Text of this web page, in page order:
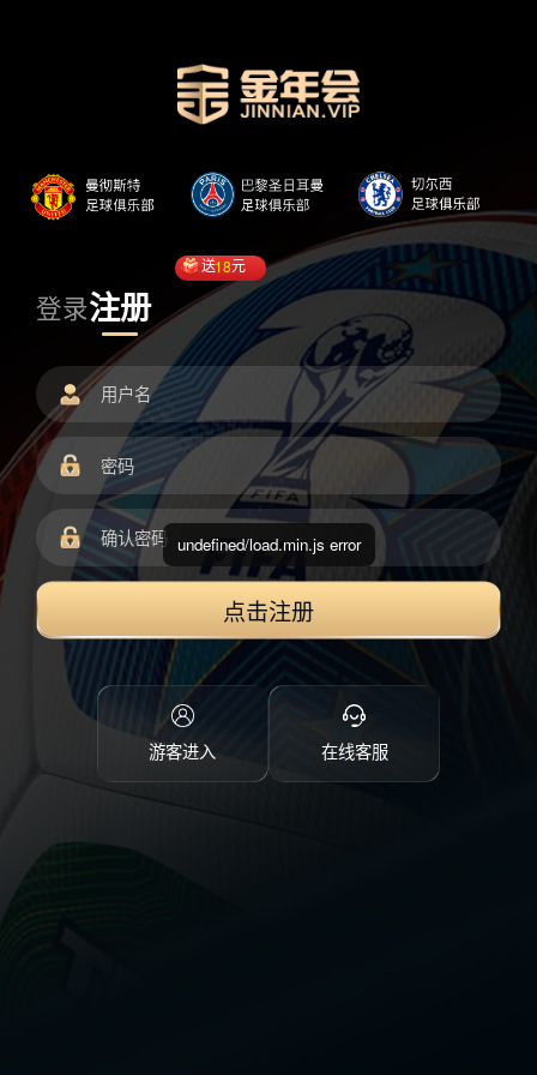
登录注册
送18元
点击注册
游客进入 在线客服
undefined/load.min.js error